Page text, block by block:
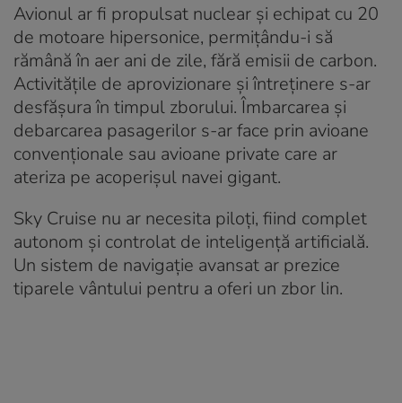
Avionul ar fi propulsat nuclear și echipat cu 20
de motoare hipersonice, permițându-i să
rămână în aer ani de zile, fără emisii de carbon.
Activitățile de aprovizionare și întreținere s-ar
desfășura în timpul zborului. Îmbarcarea și
debarcarea pasagerilor s-ar face prin avioane
convenționale sau avioane private care ar
ateriza pe acoperișul navei gigant.
Sky Cruise nu ar necesita piloți, fiind complet
autonom și controlat de inteligență artificială.
Un sistem de navigație avansat ar prezice
tiparele vântului pentru a oferi un zbor lin.